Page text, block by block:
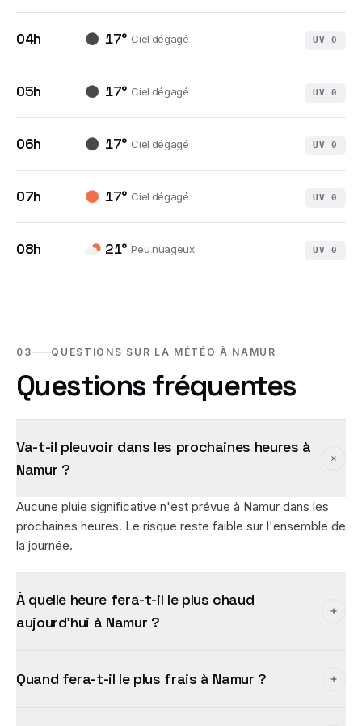
04h 17°· Ciel dégagé UV0
05h 17°· Ciel dégagé UV0
06h 17°· Ciel dégagé UV0
07h 17°· Ciel dégagé UV0
08h 21°·Peu nuageux UV0
03 QUESTIONS SUR LA MÉTÉO À NAMUR
Questions fréquentes
Va-t-il pleuvoir dans les prochaines heures à
Namur ?
Aucune pluie significative n'est prévue à Namur dans les
prochaines heures. Le risque reste faible sur l'ensemble de
la journée.
À quelle heure fera-t-il le plus chaud
aujourd'hui à Namur ?
Quand fera-t-il le plus frais à Namur ?